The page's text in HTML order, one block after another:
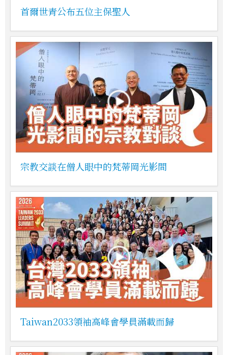
首爾世青公布五位主保聖人
宗教交談在僧人眼中的梵蒂岡光影間
Taiwan2033領袖高峰會學員滿載而歸